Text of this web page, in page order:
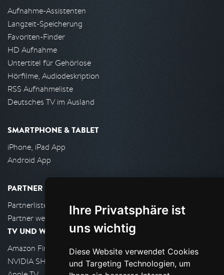
Ihre Privatsphäre ist
uns wichtig
Diese Website verwendet Cookies
und Targeting Technologien, um
Aufnahme-Assistenten
Langzeit-Speicherung
Favoriten-Finder
HD Aufnahme
Untertitel für Gehörlose
Hörfilme, Audiodeskription
RSS Aufnahmeliste
Deutsches TV im Ausland
SMARTPHONE & TABLET
iPhone, iPad App
Android App
PARTNER
Partnerliste
Partner werden
TV UND WOHNZIMMER
Amazon FireTV
NVIDIA SHIELD, Google TV